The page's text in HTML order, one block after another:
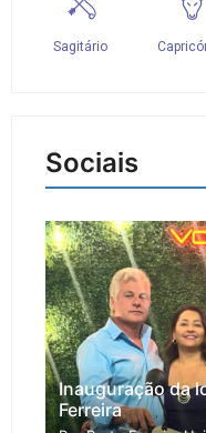
Sociais
Inauguração da
Ferreira